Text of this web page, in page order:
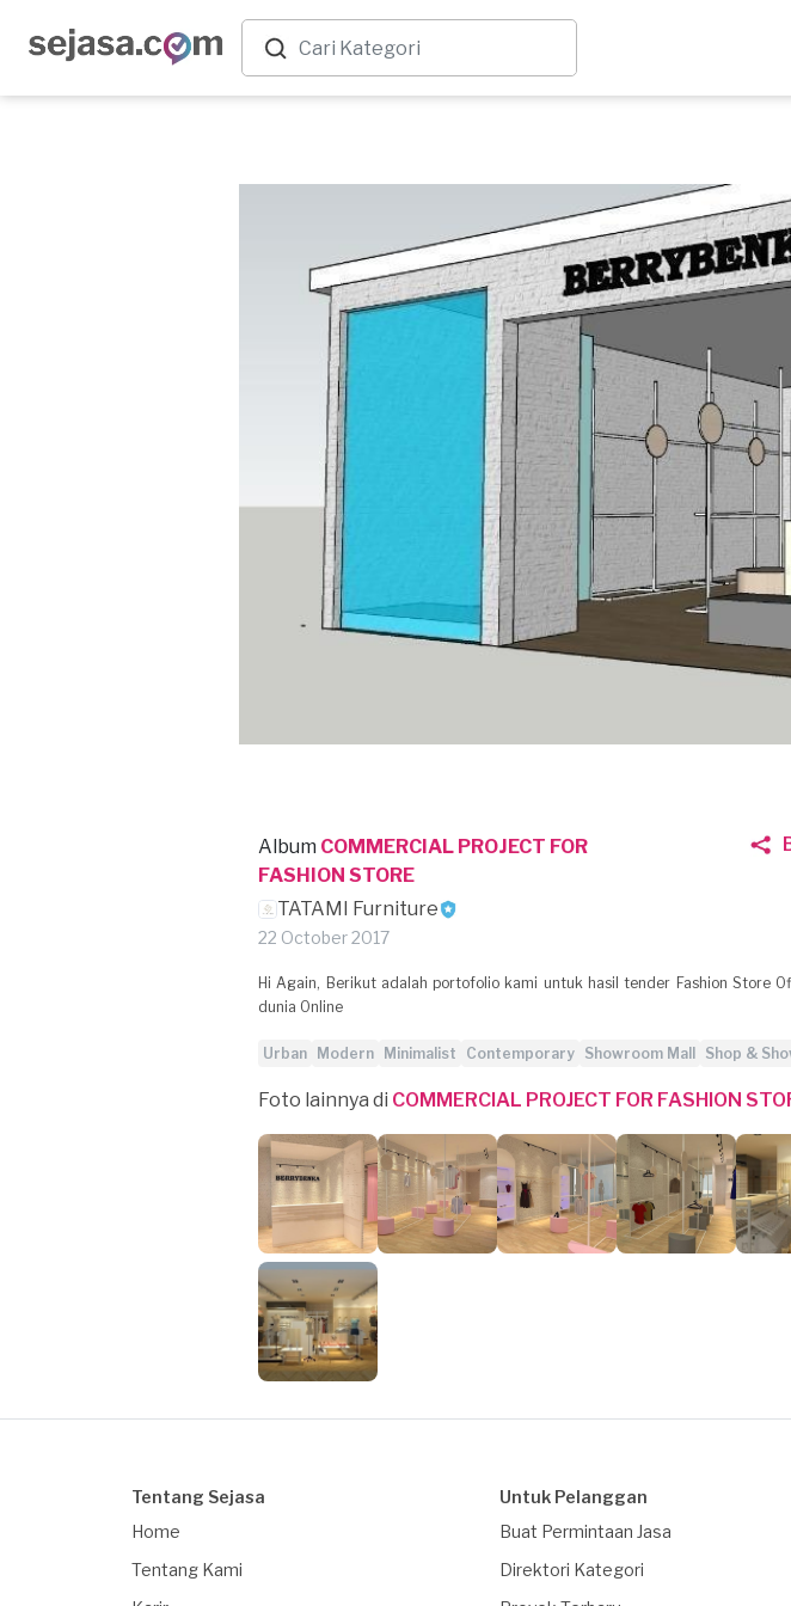
Album COMMERCIAL PROJECT FOR
FASHION STORE
TATAMI Furniture
22 October 2017
Hi Again, Berikut adalah portofolio kami untuk hasil tender Fashion Store
dunia Online
Urban Modern Minimalist Contemporary Showroom Mall Shop &
Foto lainnya di COMMERCIAL PROJECT FOR FASHION
Tentang Sejasa
Home
Tentang Kami
Untuk Pelanggan
Buat Permintaan Jasa
Direktori Kategori